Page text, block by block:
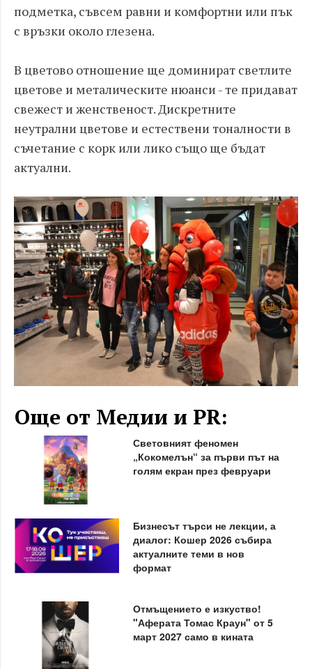
подметка, съвсем равни и комфортни или пък
с връзки около глезена.
В цветово отношение ще доминират светлите
цветове и металическите нюанси - те придават
свежест и женственост. Дискретните
неутрални цветове и естествени тоналности в
съчетание с корк или лико също ще бъдат
актуални.
Още от Медии и PR:
Световният феномен
„Кокомелън“ за първи път на
голям екран през февруари
Бизнесът търси не лекции, а
диалог: Кошер 2026 събира
актуалните теми в нов
формат
Отмъщението е изкуство!
"Аферата Томас Краун" от 5
март 2027 само в кината